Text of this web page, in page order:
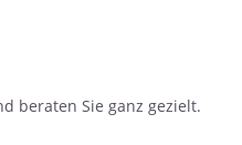
beraten Sie ganz gezielt.